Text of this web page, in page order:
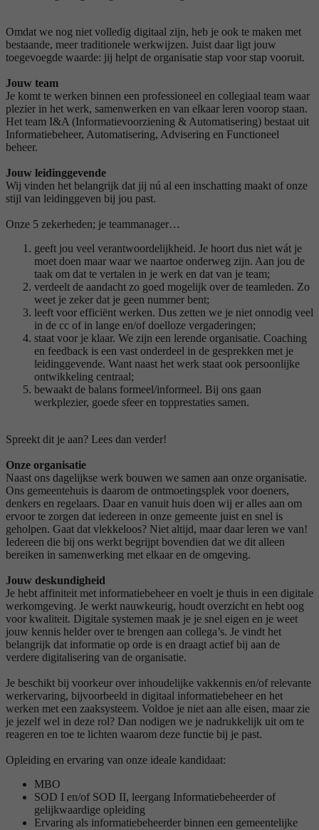
Omdat we nog niet volledig digitaal zijn, heb je ook te maken met
bestaande, meer traditionele werkwijzen. Juist daar ligt jouw
toegevoegde waarde: jij helpt de organisatie stap voor stap vooruit.
Jouw team
Je komt te werken binnen een professioneel en collegiaal team waar
plezier in het werk, samenwerken en van elkaar leren voorop staan.
Het team I&A (Informatievoorziening & Automatisering) bestaat uit
Informatiebeheer, Automatisering, Advisering en Functioneel
beheer.
Jouw leidinggevende
Wij vinden het belangrijk dat jij nú al een inschatting maakt of onze
stijl van leidinggeven bij jou past.
Onze 5 zekerheden; je teammanager…
geeft jou veel verantwoordelijkheid. Je hoort dus niet wát je
moet doen maar waar we naartoe onderweg zijn. Aan jou de
taak om dat te vertalen in je werk en dat van je team;
verdeelt de aandacht zo goed mogelijk over de teamleden. Zo
weet je zeker dat je geen nummer bent;
leeft voor efficiënt werken. Dus zetten we je niet onnodig veel
in de cc of in lange en/of doelloze vergaderingen;
staat voor je klaar. We zijn een lerende organisatie. Coaching
en feedback is een vast onderdeel in de gesprekken met je
leidinggevende. Want naast het werk staat ook persoonlijke
ontwikkeling centraal;
bewaakt de balans formeel/informeel. Bij ons gaan
werkplezier, goede sfeer en topprestaties samen.
Spreekt dit je aan? Lees dan verder!
Onze organisatie
Naast ons dagelijkse werk bouwen we samen aan onze organisatie.
Ons gemeentehuis is daarom de ontmoetingsplek voor doeners,
denkers en regelaars. Daar en vanuit huis doen wij er alles aan om
ervoor te zorgen dat iedereen in onze gemeente juist en snel is
geholpen. Gaat dat vlekkeloos? Niet altijd, maar daar leren we van!
Iedereen die bij ons werkt begrijpt bovendien dat we dit alleen
bereiken in samenwerking met elkaar en de omgeving.
Jouw deskundigheid
Je hebt affiniteit met informatiebeheer en voelt je thuis in een digitale
werkomgeving. Je werkt nauwkeurig, houdt overzicht en hebt oog
voor kwaliteit. Digitale systemen maak je je snel eigen en je weet
jouw kennis helder over te brengen aan collega’s. Je vindt het
belangrijk dat informatie op orde is en draagt actief bij aan de
verdere digitalisering van de organisatie.
Je beschikt bij voorkeur over inhoudelijke vakkennis en/of relevante
werkervaring, bijvoorbeeld in digitaal informatiebeheer en het
werken met een zaaksysteem. Voldoe je niet aan alle eisen, maar zie
je jezelf wel in deze rol? Dan nodigen we je nadrukkelijk uit om te
reageren en toe te lichten waarom deze functie bij je past.
Opleiding en ervaring van onze ideale kandidaat:
MBO
SOD I en/of SOD II, leergang Informatiebeheerder of
gelijkwaardige opleiding
Ervaring als informatiebeheerder binnen een gemeentelijke